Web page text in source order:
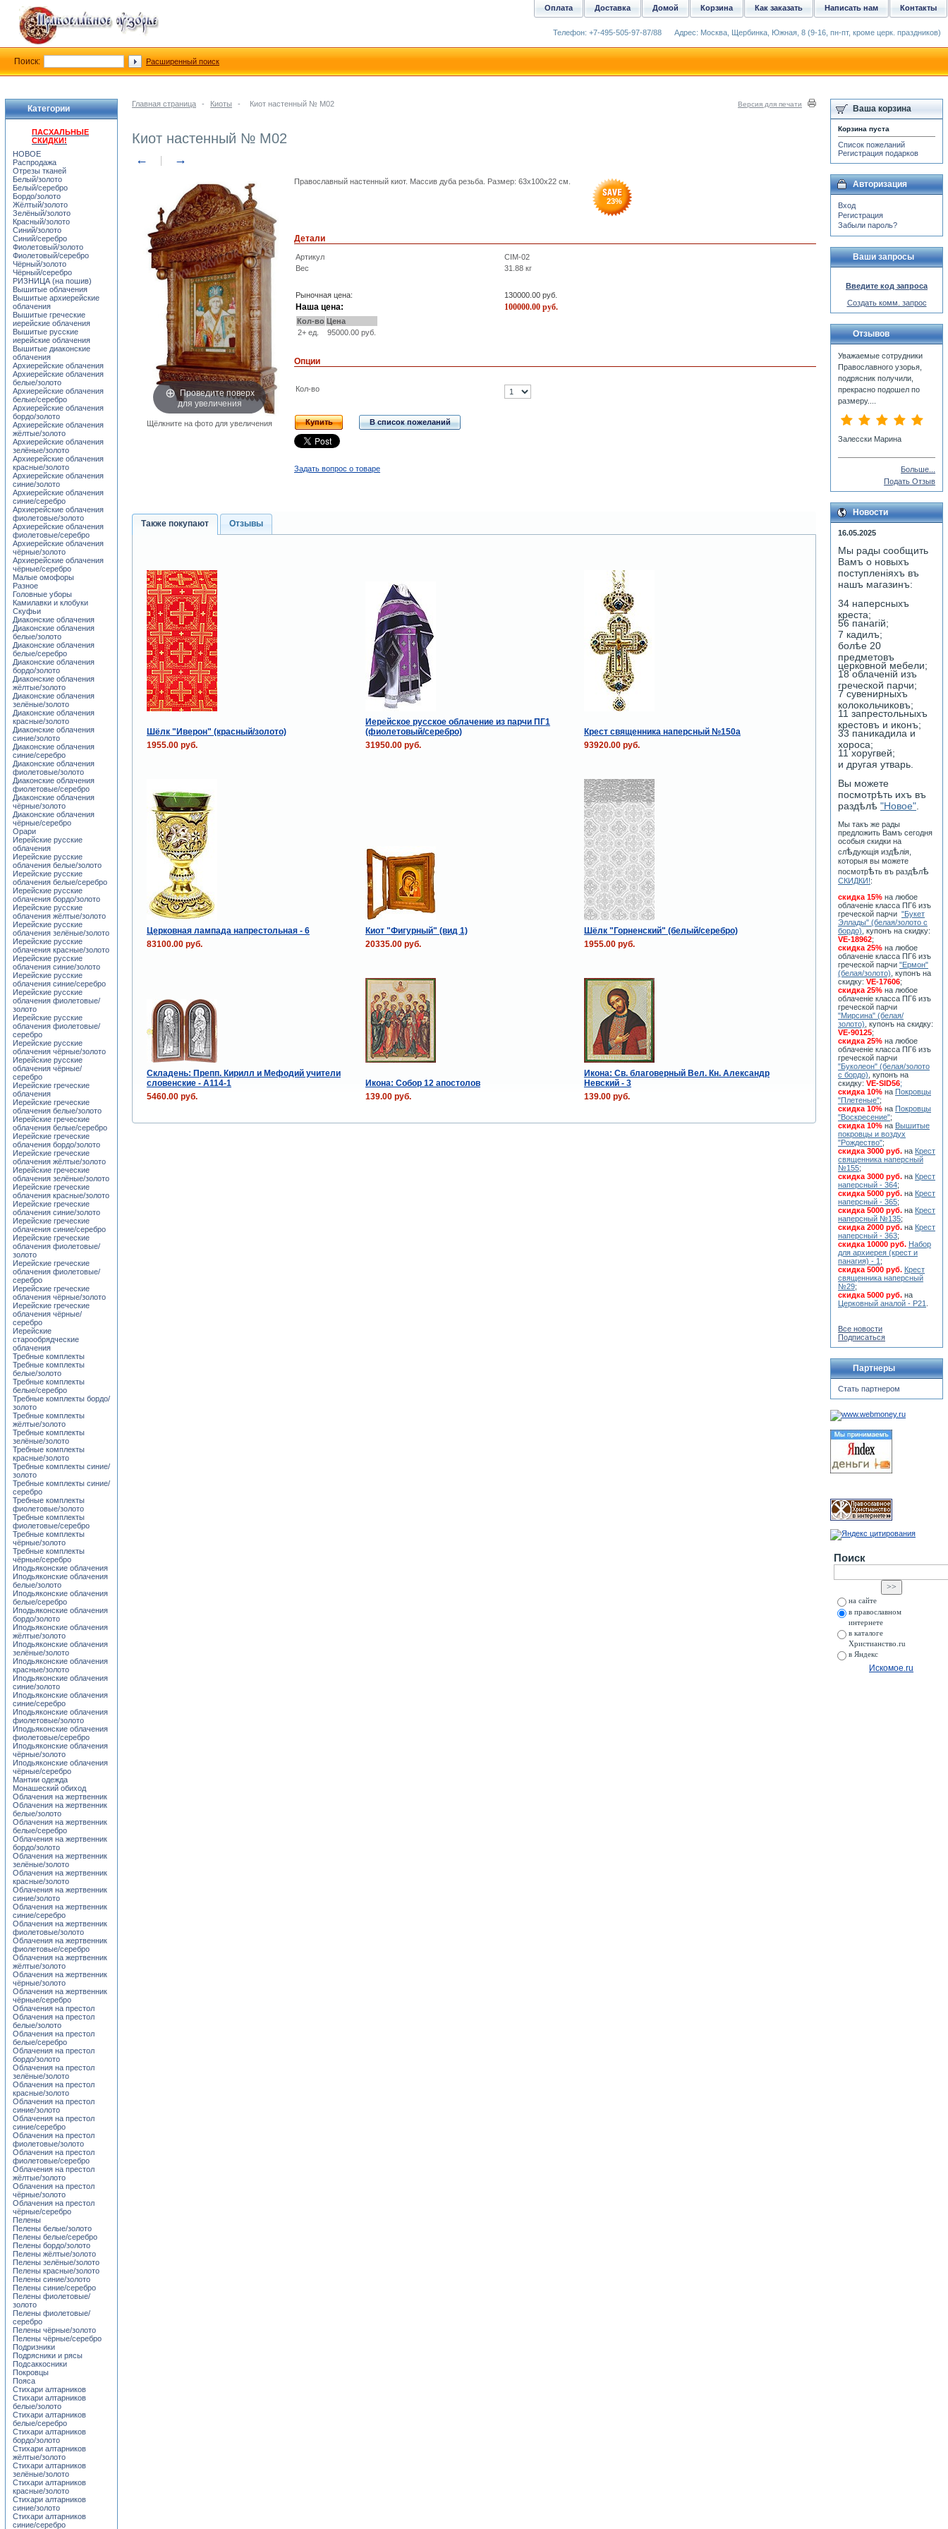
Главная страница - Киоты - Киот настенный № M02 Версия для печати
Киот настенный № M02
← →
Проведите поверх
для увеличения
Щёлкните на фото для увеличения
Православный настенный киот. Массив дуба резьба. Размер: 63x100x22 см.
23%
Детали
Артикул
CIM-02
Вес
31.88 кг
Рыночная цена: 130000.00 руб.
Наша цена: 100000.00 руб.
Кол-во Цена
2+ ед.
95000.00 руб.
Опции
Кол-во
Купить В список пожеланий
Задать вопрос о товаре
Также покупают Отзывы
Шёлк "Иверон" (красный/золото)
Иерейское русское облачение из парчи ПГ1
(фиолетовый/серебро)
Крест священника наперсный №150a
1955.00 руб.
31950.00 руб. 93920.00 руб.
Церковная лампада напрестольная - 6 Киот "Фигурный" (вид 1)
Шёлк "Горненский" (белый/серебро)
83100.00 руб.
20335.00 руб. 1955.00 руб.
Складень: Препп. Кирилл и Мефодий учители
словенские - A114-1
Икона: Собор 12 апостолов
Икона: Св. благоверный Вел. Кн. Александр
Невский - 3
5460.00 руб.
139.00 руб. 139.00 руб.
Категории
ПАСХАЛЬНЫЕ
СКИДКИ!
НОВОЕ
Распродажа
Отрезы тканей
Белый/золото
Белый/серебро
Бордо/золото
Жёлтый/золото
Зелёный/золото
Красный/золото
Синий/золото
Синий/серебро
Фиолетовый/золото
Фиолетовый/серебро
Чёрный/золото
Чёрный/серебро
РИЗНИЦА (на пошив)
Вышитые облачения
Вышитые архиерейские
облачения
Вышитые греческие
иерейские облачения
Вышитые русские
иерейские облачения
Вышитые диаконские
облачения
Архиерейские облачения
Архиерейские облачения
белые/золото
Архиерейские облачения
белые/серебро
Архиерейские облачения
бордо/золото
Архиерейские облачения
жёлтые/золото
Архиерейские облачения
зелёные/золото
Архиерейские облачения
красные/золото
Архиерейские облачения
синие/золото
Архиерейские облачения
синие/серебро
Архиерейские облачения
фиолетовые/золото
Архиерейские облачения
фиолетовые/серебро
Архиерейские облачения
чёрные/золото
Архиерейские облачения
чёрные/серебро
Малые омофоры
Разное
Головные уборы
Камилавки и клобуки
Скуфьи
Диаконские облачения
Диаконские облачения
белые/золото
Диаконские облачения
белые/серебро
Диаконские облачения
бордо/золото
Диаконские облачения
жёлтые/золото
Диаконские облачения
зелёные/золото
Диаконские облачения
красные/золото
Диаконские облачения
синие/золото
Диаконские облачения
синие/серебро
Диаконские облачения
фиолетовые/золото
Диаконские облачения
фиолетовые/серебро
Диаконские облачения
чёрные/золото
Диаконские облачения
чёрные/серебро
Орари
Иерейские русские
облачения
Иерейские русские
облачения белые/золото
Иерейские русские
облачения белые/серебро
Иерейские русские
облачения бордо/золото
Иерейские русские
облачения жёлтые/золото
Иерейские русские
облачения зелёные/золото
Иерейские русские
облачения красные/золото
Иерейские русские
облачения синие/золото
Иерейские русские
облачения синие/серебро
Иерейские русские
облачения фиолетовые/
золото
Иерейские русские
облачения фиолетовые/
серебро
Иерейские русские
облачения чёрные/золото
Иерейские русские
облачения чёрные/
серебро
Иерейские греческие
облачения
Иерейские греческие
облачения белые/золото
Иерейские греческие
облачения белые/серебро
Иерейские греческие
облачения бордо/золото
Иерейские греческие
облачения жёлтые/золото
Иерейские греческие
облачения зелёные/золото
Иерейские греческие
облачения красные/золото
Иерейские греческие
облачения синие/золото
Иерейские греческие
облачения синие/серебро
Иерейские греческие
облачения фиолетовые/
золото
Иерейские греческие
облачения фиолетовые/
серебро
Иерейские греческие
облачения чёрные/золото
Иерейские греческие
облачения чёрные/
серебро
Иерейские
старообрядческие
облачения
Требные комплекты
Требные комплекты
белые/золото
Требные комплекты
белые/серебро
Требные комплекты бордо/
золото
Требные комплекты
жёлтые/золото
Требные комплекты
зелёные/золото
Требные комплекты
красные/золото
Требные комплекты синие/
золото
Требные комплекты синие/
серебро
Требные комплекты
фиолетовые/золото
Требные комплекты
фиолетовые/серебро
Требные комплекты
чёрные/золото
Требные комплекты
чёрные/серебро
Иподьяконские облачения
Иподьяконские облачения
белые/золото
Иподьяконские облачения
белые/серебро
Иподьяконские облачения
бордо/золото
Иподьяконские облачения
жёлтые/золото
Иподьяконские облачения
зелёные/золото
Иподьяконские облачения
красные/золото
Иподьяконские облачения
синие/золото
Иподьяконские облачения
синие/серебро
Иподьяконские облачения
фиолетовые/золото
Иподьяконские облачения
фиолетовые/серебро
Иподьяконские облачения
чёрные/золото
Иподьяконские облачения
чёрные/серебро
Мантии одежда
Монашеский обиход
Облачения на жертвенник
Облачения на жертвенник
белые/золото
Облачения на жертвенник
белые/серебро
Облачения на жертвенник
бордо/золото
Облачения на жертвенник
зелёные/золото
Облачения на жертвенник
красные/золото
Облачения на жертвенник
синие/золото
Облачения на жертвенник
синие/серебро
Облачения на жертвенник
фиолетовые/золото
Облачения на жертвенник
фиолетовые/серебро
Облачения на жертвенник
жёлтые/золото
Облачения на жертвенник
чёрные/золото
Облачения на жертвенник
чёрные/серебро
Облачения на престол
Облачения на престол
белые/золото
Облачения на престол
белые/серебро
Облачения на престол
бордо/золото
Облачения на престол
зелёные/золото
Облачения на престол
красные/золото
Облачения на престол
синие/золото
Облачения на престол
синие/серебро
Облачения на престол
фиолетовые/золото
Облачения на престол
фиолетовые/серебро
Облачения на престол
жёлтые/золото
Облачения на престол
чёрные/золото
Облачения на престол
чёрные/серебро
Пелены
Пелены белые/золото
Пелены белые/серебро
Пелены бордо/золото
Пелены жёлтые/золото
Пелены зелёные/золото
Пелены красные/золото
Пелены синие/золото
Пелены синие/серебро
Пелены фиолетовые/
золото
Пелены фиолетовые/
серебро
Пелены чёрные/золото
Пелены чёрные/серебро
Подризники
Подрясники и рясы
Подсаккосники
Покровцы
Пояса
Стихари алтарников
Стихари алтарников
белые/золото
Стихари алтарников
белые/серебро
Стихари алтарников
бордо/золото
Стихари алтарников
жёлтые/золото
Стихари алтарников
зелёные/золото
Стихари алтарников
красные/золото
Стихари алтарников
синие/золото
Стихари алтарников
синие/серебро
Ваша корзина
Корзина пуста
Список пожеланий
Регистрация подарков
Авторизация
Вход
Регистрация
Забыли пароль?
Ваши запросы
Введите код запроса
Создать комм. запрос
Отзывов
Уважаемые сотрудники
Православного узорья,
подрясник получили,
прекрасно подошел по
размеру....
Залесски Марина
Больше...
Подать Отзыв
Новости
16.05.2025
Мы рады сообщить
Вамъ о новыхъ
поступленiяхъ въ
нашъ магазинъ:
34 наперсныхъ
креста;
56 панагiй;
7 кадилъ;
болѣе 20
предметовъ
церковной мебели;
18 облаченiй изъ
греческой парчи;
7 сувенирныхъ
колокольчиковъ;
11 запрестольныхъ
крестовъ и иконъ;
33 паникадила и
хороса;
11 хоругвей;
и другая утварь.
Вы можете
посмотрѣть ихъ въ
раздѣлѣ "Новое"
Мы такъ же рады
предложить Вамъ сегодня
особыя скидки на
слѣдующiя издѣлiя,
которыя вы можете
посмотрѣть въ раздѣлѣ
СКИДКИ!:
скидка 15% на любое
облаченiе класса ПГ6 изъ
греческой парчи "Букет
Эллады" (белая/золото с
бордо) , купонъ на скидку:
VE-18962;
скидка 25% на любое
облаченiе класса ПГ6 изъ
греческой парчи "Ермон"
(белая/золото) , купонъ на
скидку: VE-17606;
скидка 25% на любое
облаченiе класса ПГ6 изъ
греческой парчи
"Мирсина" (белая/
золото) , купонъ на скидку:
VE-90125;
скидка 25% на любое
облаченiе класса ПГ6 изъ
греческой парчи
"Буколеон" (белая/золото
с бордо) , купонъ на
скидку: VE-SID56;
скидка 10% на Покровцы
"Плетеные";
скидка 10% на Покровцы
"Воскресение";
скидка 10% на Вышитые
покровцы и воздух
"Рождество";
скидка 3000 руб. на Крест
священника наперсный
№155;
скидка 3000 руб. на Крест
наперсный - 364;
скидка 5000 руб. на Крест
наперсный - 365;
скидка 5000 руб. на Крест
наперсный №135;
скидка 2000 руб. на Крест
наперсный - 363;
скидка 10000 руб. Набор
для архиерея (крест и
панагия) - 1 ;
скидка 5000 руб. Крест
священника наперсный
№29;
скидка 5000 руб. на
Церковный аналой - Р21
Все новости
Подписаться
Партнеры
Стать партнером
Поиск
на сайте
в православном
интернете
в каталоге
Христианство.ru
в Яндекс
Искомое.ru
Контакты
Написать нам
Как заказать
Корзина
Домой
Доставка
Оплата
Телефон: +7-495-505-97-87/88 Адрес: Москва, Щербинка, Южная, 8 (9-16, пн-пт, кроме церк. праздников)
Поиск: Расширенный поиск